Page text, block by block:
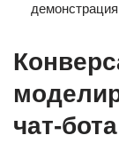
чат-